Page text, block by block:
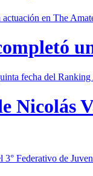
Nicolás